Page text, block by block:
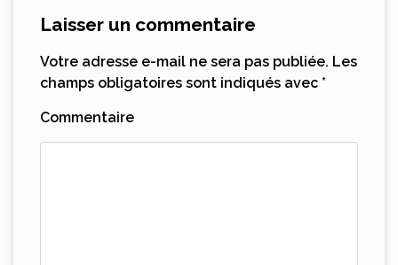
Laisser un commentaire
Votre adresse e-mail ne sera pas publiée. Les
champs obligatoires sont indiqués avec *
Commentaire